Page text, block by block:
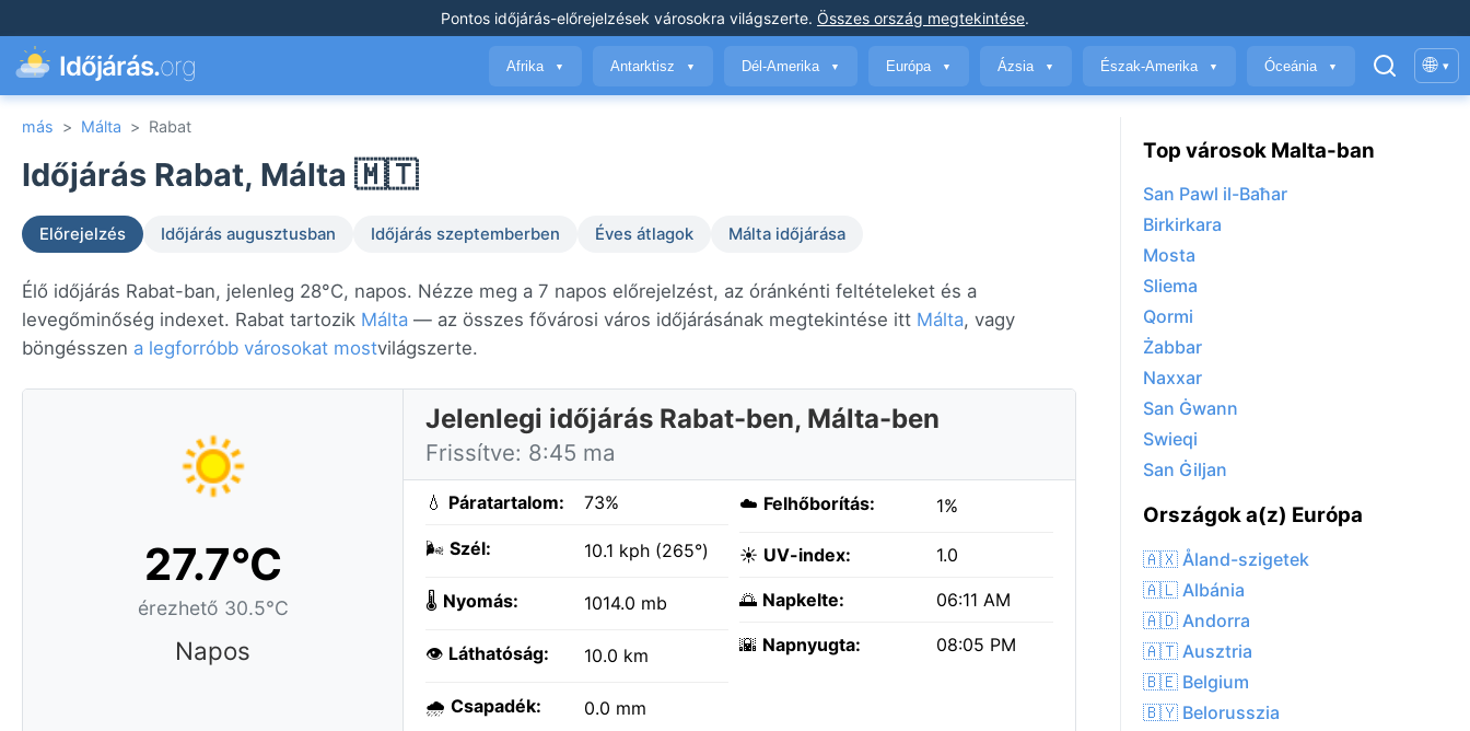
Pontos időjárás-előrejelzések városokra világszerte. Összes ország megtekintése.
Időjárás.org Afrika ▼ Antarktisz ▼ Dél-Amerika ▼ Európa ▼ Ázsia ▼ Észak-Amerika ▼ Óceánia ▼ 🌐 ▾
más > Málta > Rabat
Időjárás Rabat, Málta 🇲🇹
Előrejelzés Időjárás augusztusban Időjárás szeptemberben Éves átlagok Málta időjárása
Élő időjárás Rabat-ban, jelenleg 28°C, napos. Nézze meg a 7 napos előrejelzést, az óránkénti feltételeket és a
levegőminőség indexet. Rabat tartozik Málta — az összes fővárosi város időjárásának megtekintése itt Málta, vagy
böngésszen a legforróbb városokat mostvilágszerte.
27.7°C
érezhető 30.5°C
Napos
Jelenlegi időjárás Rabat-ben, Málta-ben
Frissítve: 8:45 ma
💧 Páratartalom: 73%
🌬️ Szél: 10.1 kph (265°)
🌡️ Nyomás: 1014.0 mb
👁️ Láthatóság: 10.0 km
🌧️ Csapadék: 0.0 mm
☁️ Felhőborítás: 1%
☀️ UV-index: 1.0
🌅 Napkelte: 06:11 AM
🌇 Napnyugta: 08:05 PM
Top városok Malta-ban
San Pawl il-Baħar
Birkirkara
Mosta
Sliema
Qormi
Żabbar
Naxxar
San Ġwann
Swieqi
San Ġiljan
Országok a(z) Európa
🇦🇽 Åland-szigetek
🇦🇱 Albánia
🇦🇩 Andorra
🇦🇹 Ausztria
🇧🇪 Belgium
🇧🇾 Belorusszia